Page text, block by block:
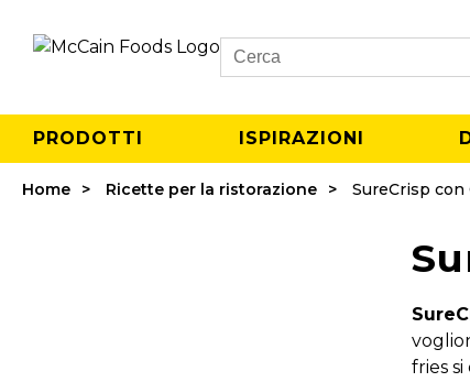
Search
PRODOTTI ISPIRAZIONI
Home Ricette per la ristorazione SureCrisp con
fries